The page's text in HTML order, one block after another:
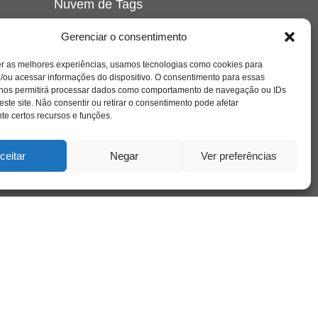
Gerenciar o consentimento
as melhores experiências, usamos tecnologias como cookies para
ou acessar informações do dispositivo. O consentimento para essas
permitirá processar dados como comportamento de navegação ou IDs
site. Não consentir ou retirar o consentimento pode afetar
certos recursos e funções.
Negar Ver preferências
Nuvem de Tags
crianca cuidado cultura depressao
educação família filme
freud infância insight jung liberdade livro
loucura luto maternidade
psicologia relato